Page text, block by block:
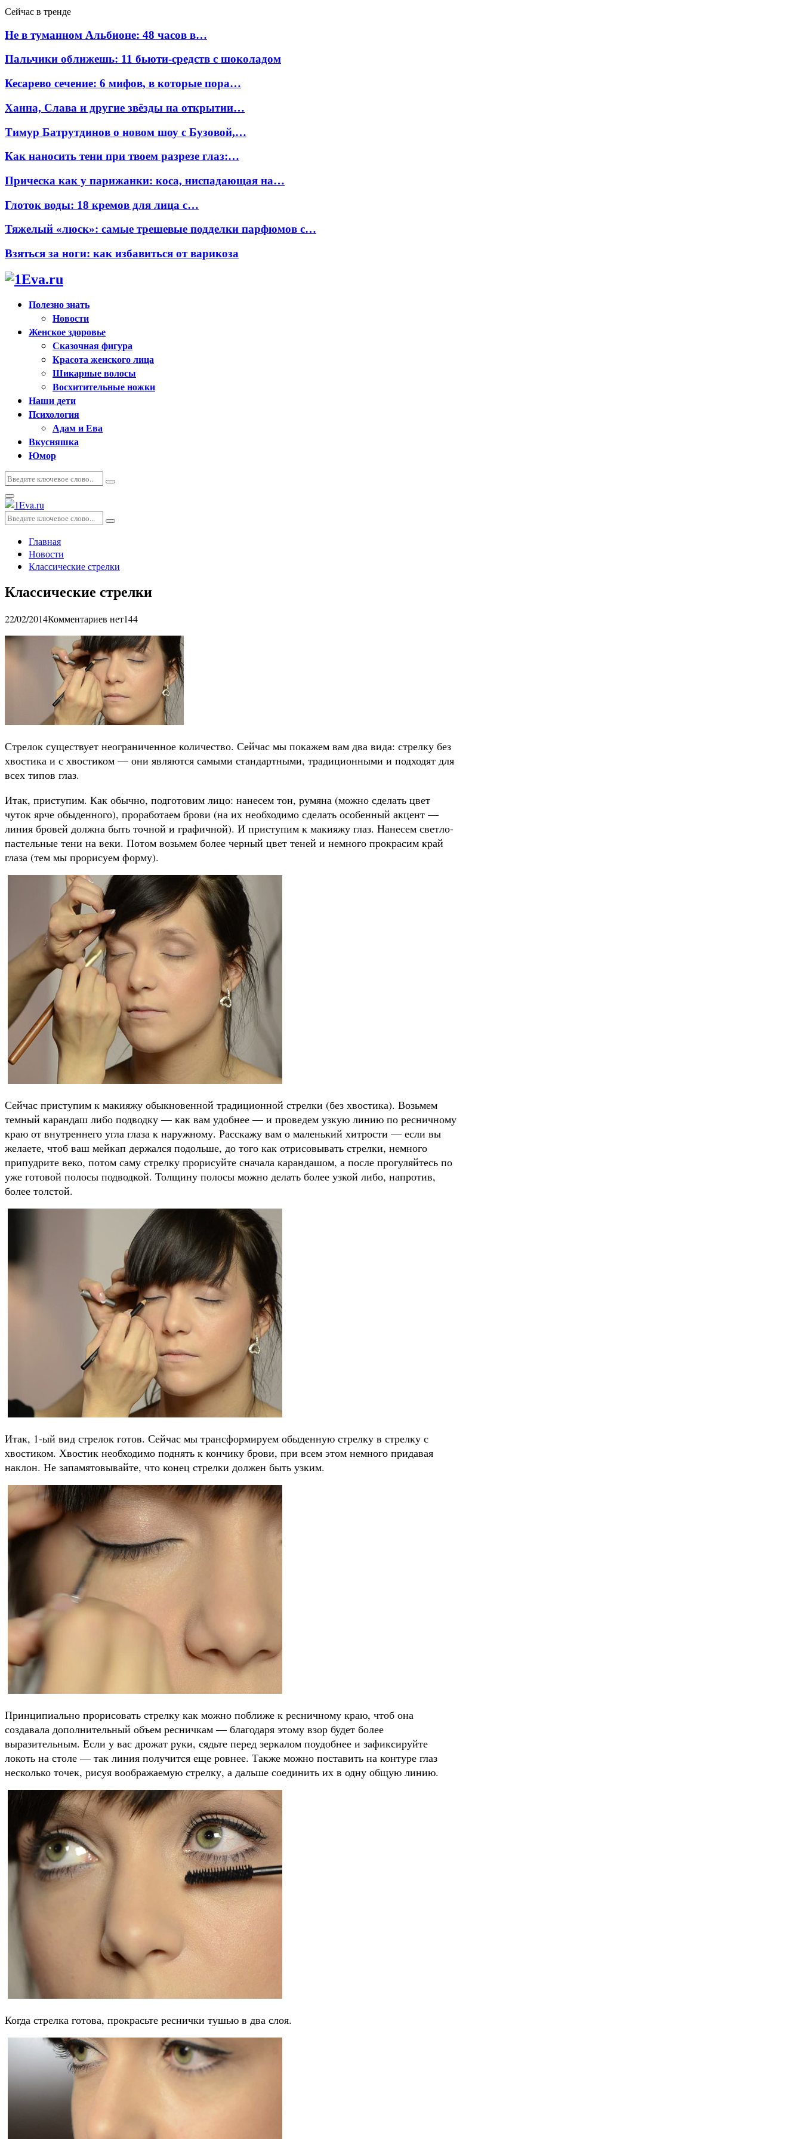
Сейчас в тренде
Не в туманном Альбионе: 48 часов в…
Пальчики оближешь: 11 бьюти-средств с шоколадом
Кесарево сечение: 6 мифов, в которые пора…
Ханна, Слава и другие звёзды на открытии…
Тимур Батрутдинов о новом шоу с Бузовой,…
Как наносить тени при твоем разрезе глаз:…
Прическа как у парижанки: коса, ниспадающая на…
Глоток воды: 18 кремов для лица с…
Тяжелый «люск»: самые трешевые подделки парфюмов с…
Взяться за ноги: как избавиться от варикоза
Полезно знать
Новости
Женское здоровье
Сказочная фигура
Красота женского лица
Шикарные волосы
Восхитительные ножки
Наши дети
Психология
Адам и Ева
Вкусняшка
Юмор
Искать:
Поиск
Основное
меню
Искать:
Поиск
Главная
Новости
Классические стрелки
Классические стрелки
22/02/2014Комментариев нет144
Стрелок существует неограниченное количество. Сейчас мы покажем вам два вида: стрелку без
хвостика и с хвостиком — они являются самыми стандартными, традиционными и подходят для
всех типов глаз.
Итак, приступим. Как обычно, подготовим лицо: нанесем тон, румяна (можно сделать цвет
чуток ярче обыденного), проработаем брови (на их необходимо сделать особенный акцент —
линия бровей должна быть точной и графичной). И приступим к макияжу глаз. Нанесем светло-
пастельные тени на веки. Потом возьмем более черный цвет теней и немного прокрасим край
глаза (тем мы прорисуем форму).
Сейчас приступим к макияжу обыкновенной традиционной стрелки (без хвостика). Возьмем
темный карандаш либо подводку — как вам удобнее — и проведем узкую линию по ресничному
краю от внутреннего угла глаза к наружному. Расскажу вам о маленький хитрости — если вы
желаете, чтоб ваш мейкап держался подольше, до того как отрисовывать стрелки, немного
припудрите веко, потом саму стрелку прорисуйте сначала карандашом, а после прогуляйтесь по
уже готовой полосы подводкой. Толщину полосы можно делать более узкой либо, напротив,
более толстой.
Итак, 1-ый вид стрелок готов. Сейчас мы трансформируем обыденную стрелку в стрелку с
хвостиком. Хвостик необходимо поднять к кончику брови, при всем этом немного придавая
наклон. Не запамятовывайте, что конец стрелки должен быть узким.
Принципиально прорисовать стрелку как можно поближе к ресничному краю, чтоб она
создавала дополнительный объем ресничкам — благодаря этому взор будет более
выразительным. Если у вас дрожат руки, сядьте перед зеркалом поудобнее и зафиксируйте
локоть на столе — так линия получится еще ровнее. Также можно поставить на контуре глаз
несколько точек, рисуя воображаемую стрелку, а дальше соединить их в одну общую линию.
Когда стрелка готова, прокрасьте реснички тушью в два слоя.